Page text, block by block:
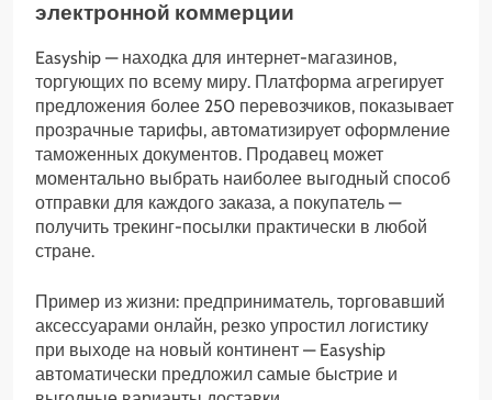
электронной коммерции
Easyship — находка для интернет-магазинов,
торгующих по всему миру. Платформа агрегирует
предложения более 250 перевозчиков, показывает
прозрачные тарифы, автоматизирует оформление
таможенных документов. Продавец может
моментально выбрать наиболее выгодный способ
отправки для каждого заказа, а покупатель —
получить трекинг-посылки практически в любой
стране.
Пример из жизни: предприниматель, торговавший
аксессуарами онлайн, резко упростил логистику
при выходе на новый континент — Easyship
автоматически предложил самые быcтрие и